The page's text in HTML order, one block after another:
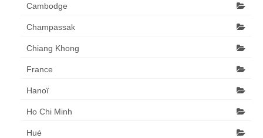
Cambodge
Champassak
Chiang Khong
France
Hanoï
Ho Chi Minh
Hué